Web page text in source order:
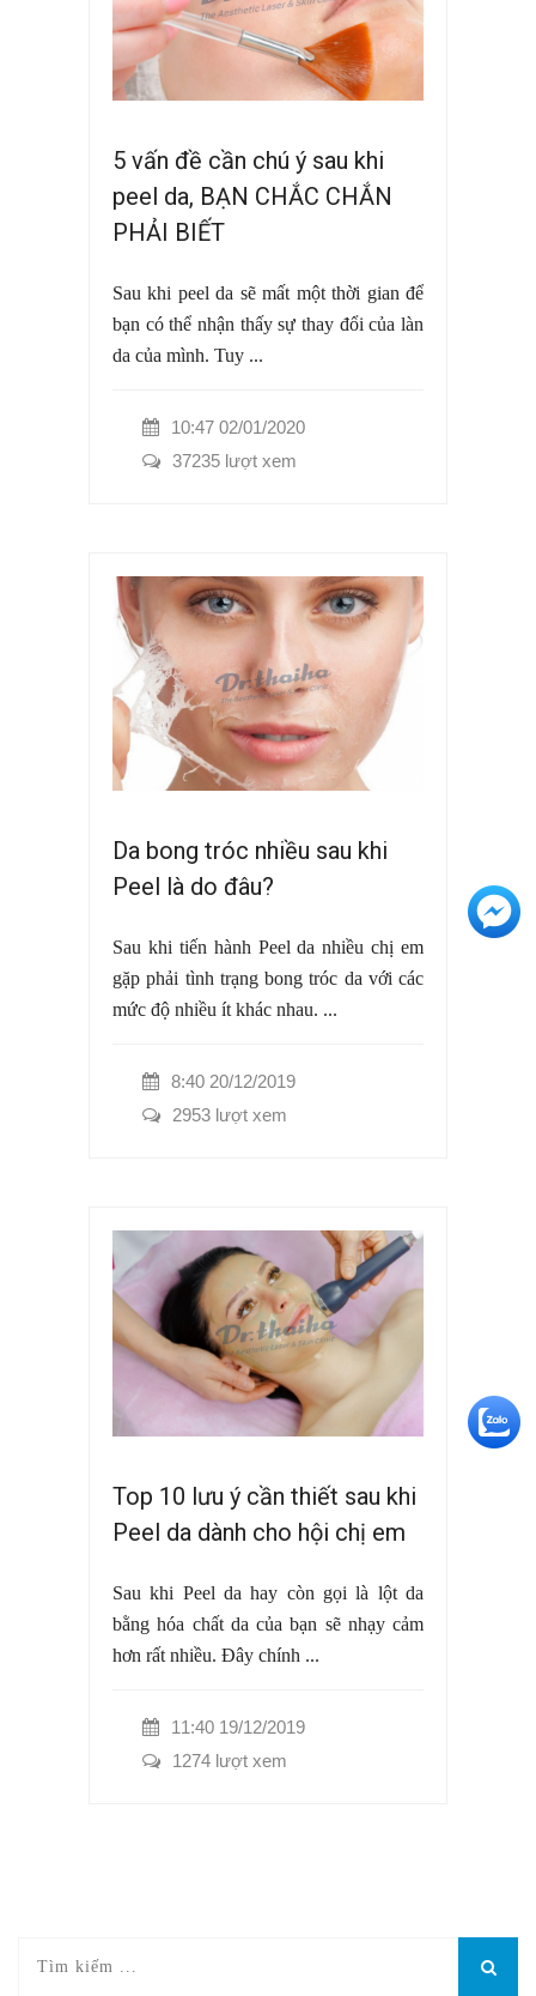
5 vấn đề cần chú ý sau khi
peel da, BẠN CHẮC CHẮN
PHẢI BIẾT
Sau khi peel da sẽ mất một thời gian để
bạn có thể nhận thấy sự thay đổi của làn
da của mình. Tuy ...
10:47 02/01/2020
37235 lượt xem
Da bong tróc nhiều sau khi
Peel là do đâu?
Sau khi tiến hành Peel da nhiều chị em
gặp phải tình trạng bong tróc da với các
mức độ nhiều ít khác nhau. ...
8:40 20/12/2019
2953 lượt xem
Top 10 lưu ý cần thiết sau khi
Peel da dành cho hội chị em
Sau khi Peel da hay còn gọi là lột da
bằng hóa chất da của bạn sẽ nhạy cảm
hơn rất nhiều. Đây chính ...
11:40 19/12/2019
1274 lượt xem
+3
+5